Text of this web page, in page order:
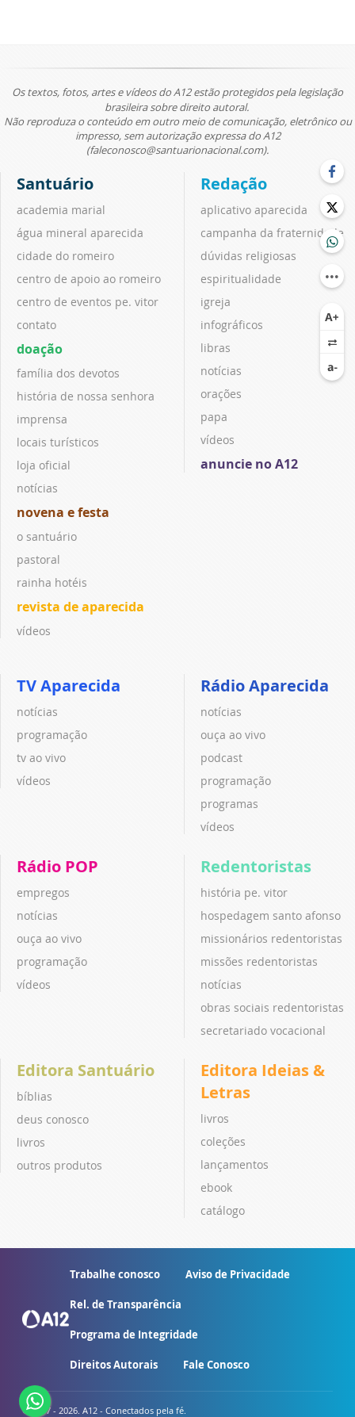
Os textos, fotos, artes e vídeos do A12 estão protegidos pela legislação
brasileira sobre direito autoral.
Não reproduza o conteúdo em outro meio de comunicação, eletrônico ou
impresso, sem autorização expressa do A12
(faleconosco@santuarionacional.com).
Santuário
academia marial
água mineral aparecida
cidade do romeiro
centro de apoio ao romeiro
centro de eventos pe. vitor
contato
doação
família dos devotos
história de nossa senhora
imprensa
locais turísticos
loja oficial
notícias
novena e festa
o santuário
pastoral
rainha hotéis
revista de aparecida
vídeos
Redação
aplicativo aparecida
campanha da fraternidade
dúvidas religiosas
espiritualidade
igreja
infográficos
libras
notícias
orações
papa
vídeos
anuncie no A12
TV Aparecida
notícias
programação
tv ao vivo
vídeos
Rádio Aparecida
notícias
ouça ao vivo
podcast
programação
programas
vídeos
Rádio POP
empregos
notícias
ouça ao vivo
programação
vídeos
Redentoristas
história pe. vitor
hospedagem santo afonso
missionários redentoristas
missões redentoristas
notícias
obras sociais redentoristas
secretariado vocacional
Editora Santuário
bíblias
deus conosco
livros
outros produtos
Editora Ideias &
Letras
livros
coleções
lançamentos
ebook
catálogo
Trabalhe conosco Aviso de Privacidade
Rel. de Transparência
Programa de Integridade
Direitos Autorais Fale Conosco
© 2007 - 2026. A12 - Conectados pela fé.